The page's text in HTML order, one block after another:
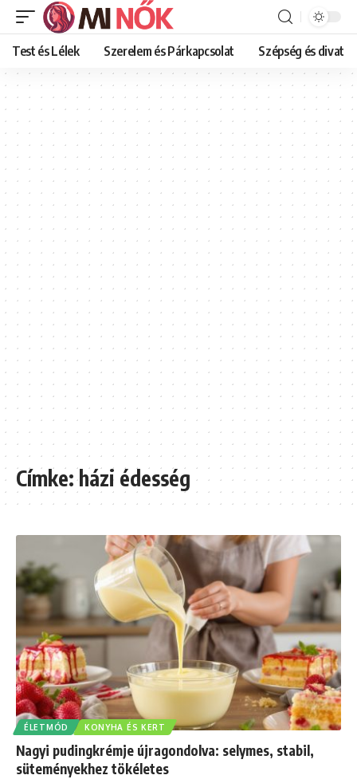
Test és Lélek Szerelem és Párkapcsolat Szépség és divat
Címke:házi édesség
ÉLETMÓD KONYHA ÉS KERT
Nagyi pudingkrémje újragondolva: selymes, stabil,
süteményekhez tökéletes